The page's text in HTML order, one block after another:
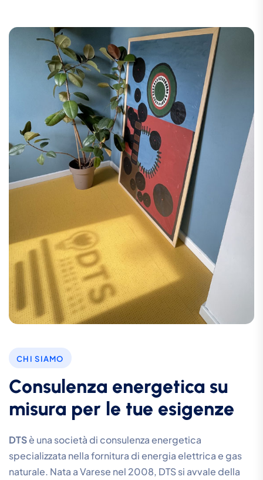
CHI SIAMO
Consulenza energetica su
misura per le tue esigenze
DTSè una società di consulenza energetica
specializzata nella fornitura di energia elettrica e gas
naturale. Nata a Varese nel 2008, DTS si avvale della